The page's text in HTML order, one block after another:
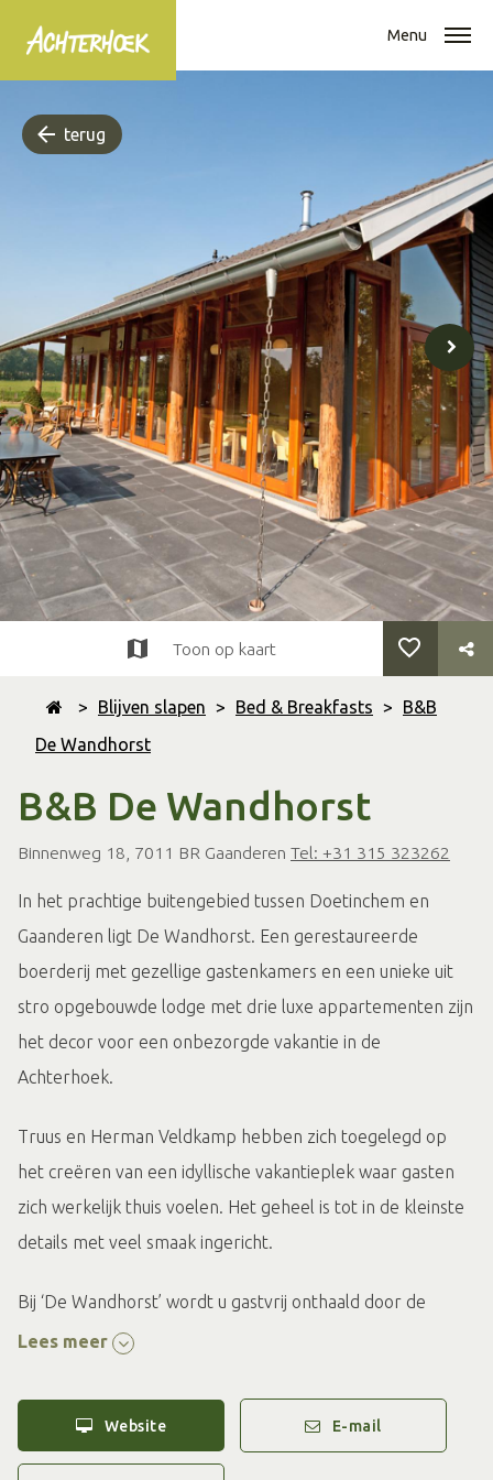
Menu
terug
> Blijven slapen > Bed & Breakfasts >
B&B
De Wandhorst
B&B De Wandhorst
Binnenweg 18, 7011 BR Gaanderen Tel: +31 315 323262
Toon op kaart
In het prachtige buitengebied tussen Doetinchem en
Gaanderen ligt De Wandhorst. Een gerestaureerde
boerderij met gezellige gastenkamers en een unieke uit
stro opgebouwde lodge met drie luxe appartementen zijn
het decor voor een onbezorgde vakantie in de
Achterhoek.
Truus en Herman Veldkamp hebben zich toegelegd op
het creëren van een idyllische vakantieplek waar gasten
zich werkelijk thuis voelen. Het geheel is tot in de kleinste
details met veel smaak ingericht.
Bij ‘De Wandhorst’ wordt u gastvrij onthaald door de
familie Veldkamp die u alle privacy en bewegingsvrijheid
zo aangenaam mogelijk te maken.
De Lodge
Lees meer
Website E-mail